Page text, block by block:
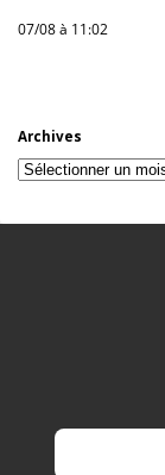
07/08 à 11:02
Archives
Archives